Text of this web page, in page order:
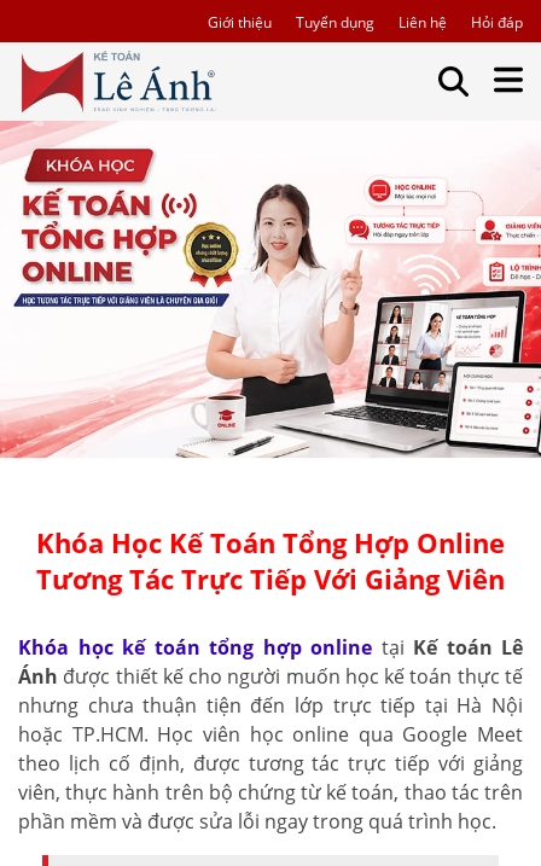
Giới thiệu Tuyển dụng Liên hệ Hỏi đáp
Khóa Học Kế Toán Tổng Hợp Online
Tương Tác Trực Tiếp Với Giảng Viên
Khóa học kế toán tổng hợp online tại Kế toán Lê
Ánh được thiết kế cho người muốn học kế toán thực tế
nhưng chưa thuận tiện đến lớp trực tiếp tại Hà Nội
hoặc TP.HCM. Học viên học online qua Google Meet
theo lịch cố định, được tương tác trực tiếp với giảng
viên, thực hành trên bộ chứng từ kế toán, thao tác trên
phần mềm và được sửa lỗi ngay trong quá trình học.